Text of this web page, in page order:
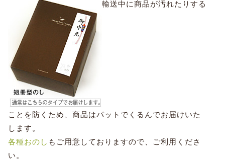
輸送中に商品が汚れたりする
ことを防くため、商品はパットでくるんでお届けいた
します。
各種おのし もご用意しておりますので、ご利用くださ
い。